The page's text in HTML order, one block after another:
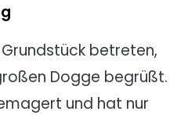
betreten,
Dogge begrüßt.
und hat nur